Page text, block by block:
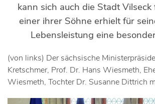
kann sich auch die Stadt
einer ihrer Söhne erhielt für
Lebensleistung eine
(von links) Der sächsische
Kretschmer, Prof. Dr. Hans Wiesmeth,
Wiesmeth, Tochter Dr. Susanne Dittrich